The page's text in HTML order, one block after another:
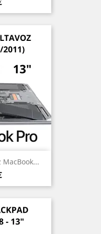
MacBook...